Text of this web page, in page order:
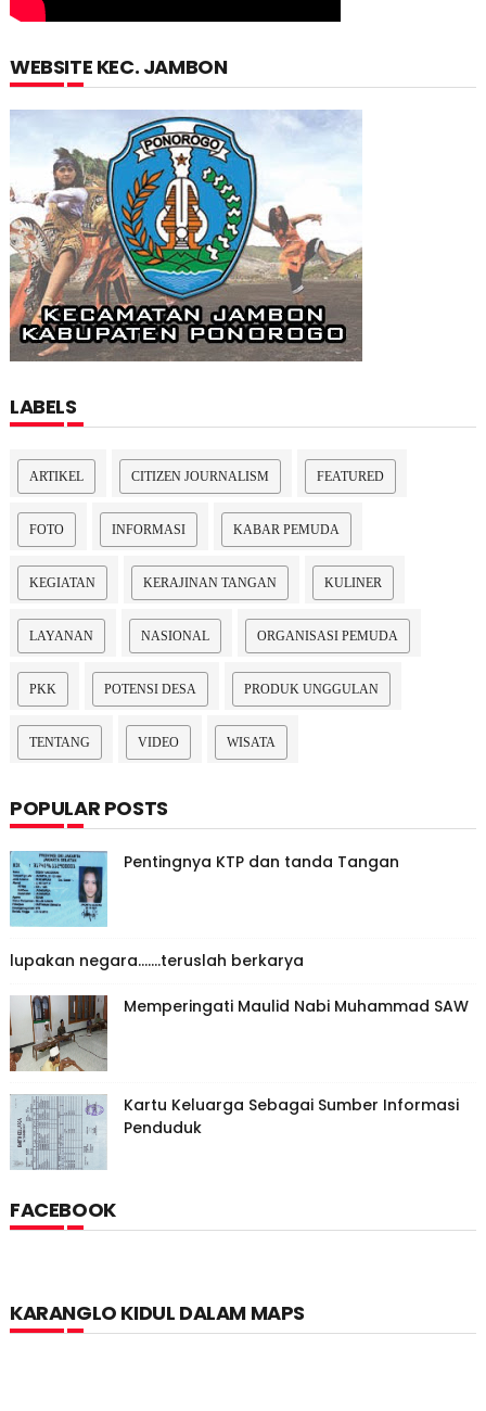
WEBSITE KEC. JAMBON
LABELS
ARTIKEL CITIZEN JOURNALISM FEATURED
FOTO INFORMASI KABAR PEMUDA
KEGIATAN KERAJINAN TANGAN KULINER
LAYANAN NASIONAL ORGANISASI PEMUDA
PKK POTENSI DESA PRODUK UNGGULAN
TENTANG VIDEO WISATA
POPULAR POSTS
Pentingnya KTP dan tanda Tangan
lupakan negara.......teruslah berkarya
Memperingati Maulid Nabi Muhammad SAW
Kartu Keluarga Sebagai Sumber Informasi
Penduduk
FACEBOOK
KARANGLO KIDUL DALAM MAPS